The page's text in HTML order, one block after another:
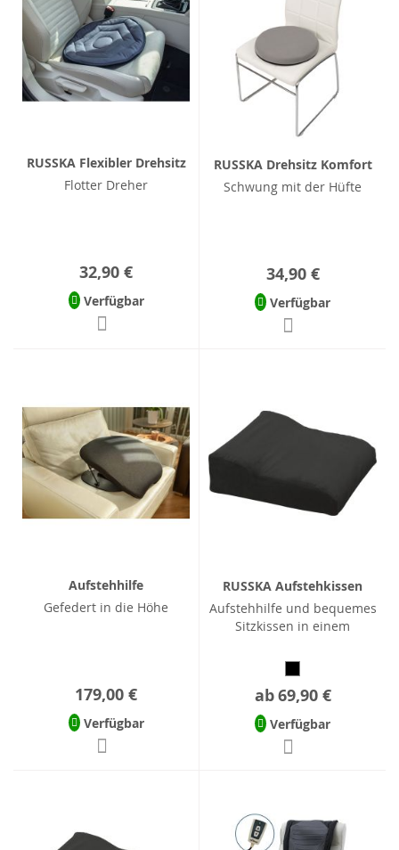
RUSSKA Flexibler Drehsitz
Flotter Dreher
32,90 €
Verfügbar
RUSSKA Drehsitz Komfort
Schwung mit der Hüfte
34,90 €
Verfügbar
Aufstehhilfe
Gefedert in die Höhe
179,00 €
Verfügbar
RUSSKA Aufstehkissen
Aufstehhilfe und bequemes
Sitzkissen in einem
ab69,90 €
Verfügbar